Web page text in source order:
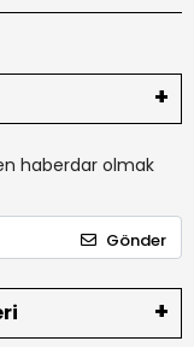
haberdar olmak
Gönder